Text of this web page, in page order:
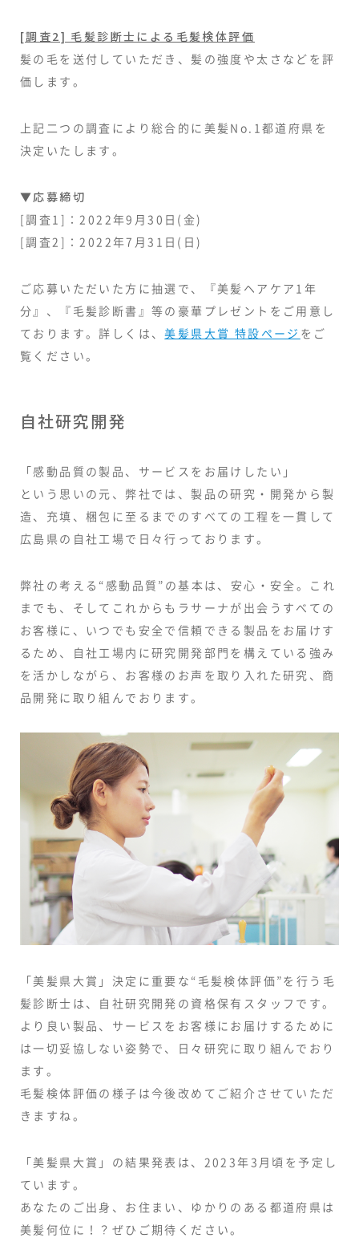
[調査2] 毛髪診断士による毛髪検体評価
髪の毛を送付していただき、髪の強度や太さなどを評
価します。
上記二つの調査により総合的に美髪No.1都道府県を
決定いたします。
▼応募締切
[調査1]：2022年9月30日(金)
[調査2]：2022年7月31日(日)
ご応募いただいた方に抽選で、『美髪ヘアケア1年
分』、『毛髪診断書』等の豪華プレゼントをご用意し
ております。詳しくは、美髪県大賞 特設ページ をご
覧ください。
自社研究開発
「感動品質の製品、サービスをお届けしたい」
という思いの元、弊社では、製品の研究・開発から製
造、充填、梱包に至るまでのすべての工程を一貫して
広島県の自社工場で日々行っております。
弊社の考える“感動品質”の基本は、安心・安全。これ
までも、そしてこれからもラサーナが出会うすべての
お客様に、いつでも安全で信頼できる製品をお届けす
るため、自社工場内に研究開発部門を構えている強み
を活かしながら、お客様のお声を取り入れた研究、商
品開発に取り組んでおります。
「美髪県大賞」決定に重要な“毛髪検体評価”を行う毛
髪診断士は、自社研究開発の資格保有スタッフです。
より良い製品、サービスをお客様にお届けするために
は一切妥協しない姿勢で、日々研究に取り組んでおり
ます。
毛髪検体評価の様子は今後改めてご紹介させていただ
きますね。
「美髪県大賞」の結果発表は、2023年3月頃を予定し
ています。
あなたのご出身、お住まい、ゆかりのある都道府県は
美髪何位に！？ぜひご期待ください。